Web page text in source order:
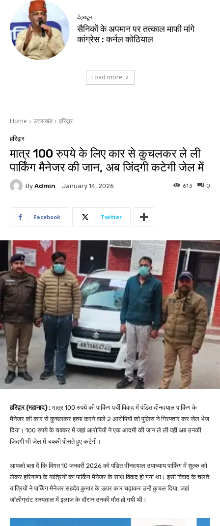
देहरादून
सैनिकों के अपमान पर तत्काल माफी मांगे
कांग्रेस : कर्नल कोठियाल
Load more